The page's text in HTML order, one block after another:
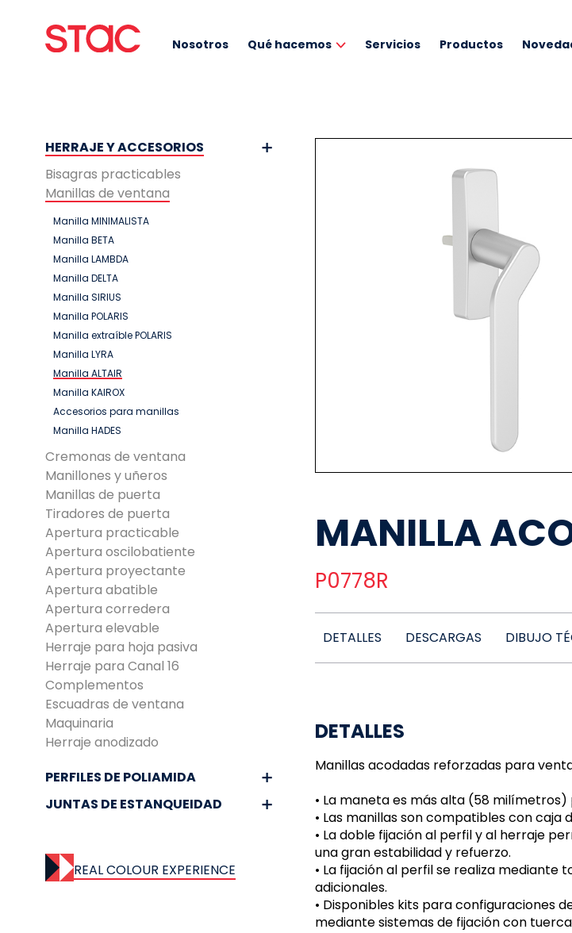
Nosotros Qué hacemos Servicios Productos
HERRAJE Y ACCESORIOS
Bisagras practicables
Manillas de ventana
Manilla MINIMALISTA
Manilla BETA
Manilla LAMBDA
Manilla DELTA
Manilla SIRIUS
Manilla POLARIS
Manilla extraíble POLARIS
Manilla LYRA
Manilla ALTAIR
Manilla KAIROX
Accesorios para manillas
Manilla HADES
Cremonas de ventana
Manillones y uñeros
Manillas de puerta
Tiradores de puerta
Apertura practicable
Apertura oscilobatiente
Apertura proyectante
Apertura abatible
Apertura corredera
Apertura elevable
Herraje para hoja pasiva
Herraje para Canal 16
Complementos
Escuadras de ventana
Maquinaria
Herraje anodizado
PERFILES DE POLIAMIDA
JUNTAS DE ESTANQUEIDAD
REAL COLOUR EXPERIENCE
MANILLA
P0778R
DETALLES DESCARGAS DIBUJO
DETALLES
Manillas acodadas reforzadas para
• La maneta es más alta (58
• Las manillas son compatibles con
• La doble fijación al perfil y al herraje
una gran estabilidad y refuerzo.
• La fijación al perfil se realiza
adicionales.
• Disponibles kits para configuraciones
mediante sistemas de fijación con